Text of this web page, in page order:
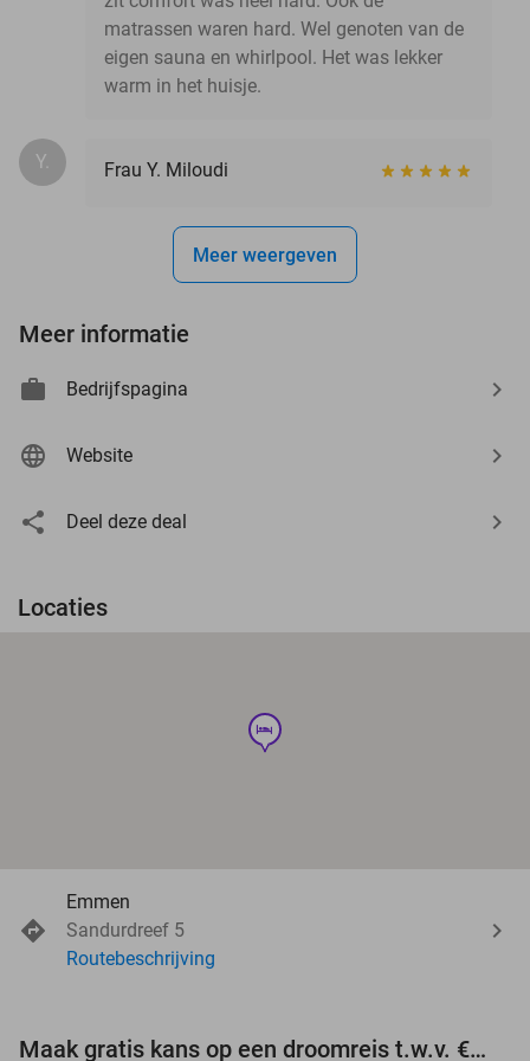
matrassen waren hard. Wel genoten van de
eigen sauna en whirlpool. Het was lekker
warm in het huisje.
Y. Frau Y. Miloudi
Meer weergeven
Meer informatie
Bedrijfspagina
Website
Deel deze deal
Locaties
hotel
Emmen
Sandurdreef 5
Routebeschrijving
Maak gratis kans op een droomreis t.w.v. €3.000!